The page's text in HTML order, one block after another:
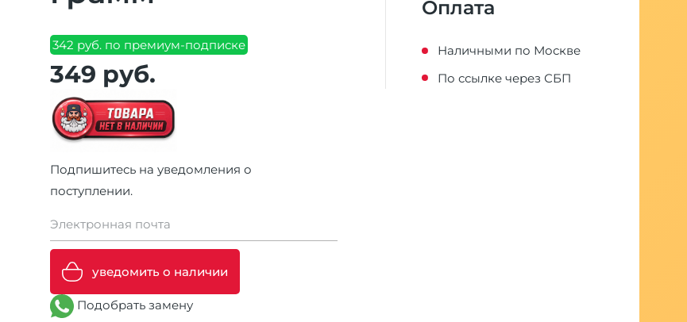
342 руб. по премиум-подписке
349 руб.
Подпишитесь на уведомления о
поступлении.
Электронная почта
уведомить о наличии
Подобрать замену
Оплата
Наличными по Москве
По ссылке через СБП